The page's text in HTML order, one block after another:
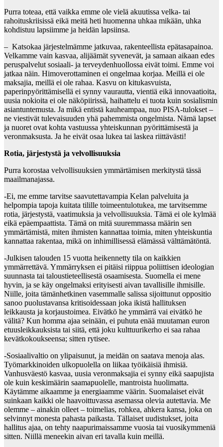
Purra toteaa, että vaikka emme ole vielä akuutissa velka- tai
rahoituskriisissä eikä meitä heti huomenna uhkaa mikään, uhka
kohdistuu lapsiimme ja heidän lapsiinsa.
– Katsokaa järjestelmämme jatkuvaa, rakenteellista epätasapainoa.
Velkamme vain kasvaa, alijäämät syvenevät, ja samaan aikaan edes
peruspalvelut sosiaali- ja terveydenhuollossa eivät toimi. Emme voi
jatkaa näin. Himoverottaminen ei ongelmaa korjaa. Meillä ei ole
maksajia, meillä ei ole rahaa. Kasvu on kitukasvuista,
paperinpyörittämisellä ei synny vaurautta, vientiä eikä innovaatioita,
uusia nokioita ei ole näköpiirissä, haihattelu ei tuota kuin sosialismin
asiantuntemusta. Ja mikä entistä kauheampaa, nuo PISA-tulokset –
ne viestivät tulevaisuuden yhä pahemmista ongelmista. Nämä lapset
ja nuoret ovat kohta vastuussa yhteiskunnan pyörittämisestä ja
veronmaksusta. Ja he eivät osaa lukea tai laskea riittävästi!
Rotia, järjestystä ja velvollisuuksia
Purra korostaa velvollisuuksien ymmärtämisen merkitystä tässä
maailmanajassa.
-Ei, me emme tarvitse saavutettavampia Kelan palveluita ja
helpompia tapoja kuitata tilille toimeentulotukea, me tarvitsemme
rotia, järjestystä, vaatimuksia ja velvollisuuksia. Tämä ei ole kylmää
eikä epäempaattista. Tämä on mitä suuremmassa määrin sen
ymmärtämistä, miten ihmisten kannattaa toimia, miten yhteiskuntia
kannattaa rakentaa, mikä on inhimillisessä elämässä välttämätöntä.
-Julkisen talouden 15 vuotta heikennetty tila on kaikkien
ymmärrettävä. Ymmärryksen ei pitäisi riippua poliittisen ideologian
suunnasta tai taloustieteellisestä osaamisesta. Suomella ei mene
hyvin, ja se käy ongelmaksi erityisesti aivan tavallisille ihmisille.
Niille, joita tämänhetkinen vasemmalle salissa sijoittunut oppositio
sanoo puolustavansa kritisoidessaan joka ikistä hallituksen
leikkausta ja korjaustoimea. Eivätkö he ymmärrä vai eivätkö he
välitä? Kun homma ajaa seinään, ei puhuta enää muutaman euron
etuusleikkauksista tai siitä, että joku kulttuurikerho ei saa rahaa
kevätkokoukseensa; sitten rytisee.
-Sosiaalivaltio on ylipaisunut, ja meidän on saatava menoja alas.
Työmarkkinoiden ulkopuolella on liikaa työikäisiä ihmisiä.
Vanhusväestö kasvaa, uusia veronmaksajia ei synny eikä saapujista
ole kuin keskimäärin saamapuolelle, mantroista huolimatta.
Käytämme aikaamme ja energiaamme väärin. Suomalaiset eivät
suinkaan kaikki ole haavoittuvassa asemassa olevia autettavia. Me
olemme – ainakin olleet – toimelias, rohkea, ahkera kansa, joka on
selvinnyt monesta pahasta paikasta. Tällaiset uudistukset, joita
hallitus ajaa, on tehty naapurimaissamme vuosia tai vuosikymmeniä
sitten. Niillä meneekin aivan eri tavalla kuin meillä.